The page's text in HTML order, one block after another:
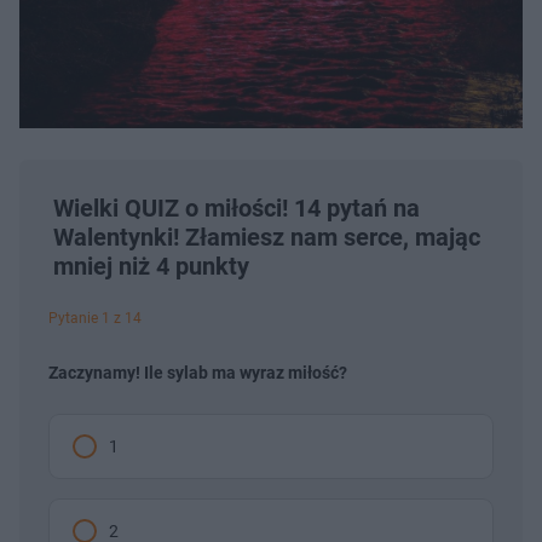
Wielki QUIZ o miłości! 14 pytań na
Walentynki! Złamiesz nam serce, mając
mniej niż 4 punkty
Pytanie 1 z 14
Zaczynamy! Ile sylab ma wyraz miłość?
1
2